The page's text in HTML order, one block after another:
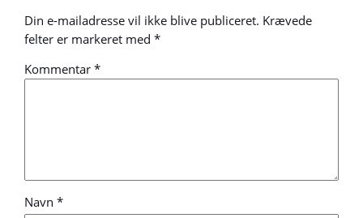
Din e-mailadresse vil ikke blive publiceret. Krævede
felter er markeret med*
Kommentar*
Navn*